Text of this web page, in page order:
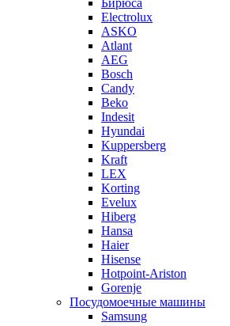
Бирюса
Electrolux
ASKO
Atlant
AEG
Bosch
Candy
Beko
Indesit
Hyundai
Kuppersberg
Kraft
LEX
Korting
Evelux
Hiberg
Hansa
Haier
Hisense
Hotpoint-Ariston
Gorenje
Посудомоечные машины
Samsung